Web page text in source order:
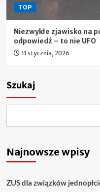
TOP
Niezwykłe zjawisko na
odpowiedź – to nie UFO
11 stycznia, 2026
Szukaj
Najnowsze wpisy
ZUS dla związków